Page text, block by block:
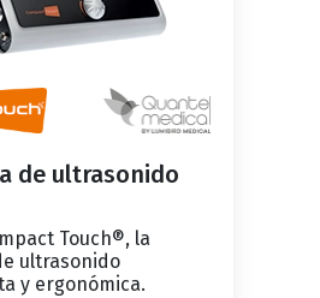
de ultrasonido
Touch®, la
ultrasonido
y ergonómica.